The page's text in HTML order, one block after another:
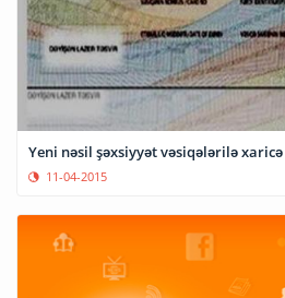
11-04-2015